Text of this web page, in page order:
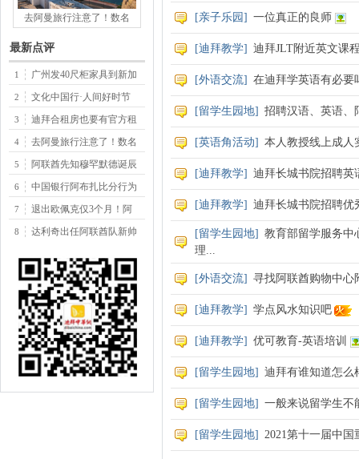
[亲子乐园 ] 一位真正的良师
[迪拜教学] 迪拜JLT附近英文课
[外语交流] 在迪拜学英语有必要
[留学生园地] 招聘汉语、英语、
[英语角活动] 本人教授线上成人
[迪拜教学] 迪拜长城书院招聘英
[迪拜教学] 迪拜长城书院招聘优
[留学生园地] 教育部留学服务中
理...
[外语交流] 寻找阿联酋购物中心
[迪拜教学] 学点风水知识吧
[迪拜教学] 优可教育-英语培训
[留学生园地] 迪拜有谁知道怎么
[留学生园地] 一般来说留学生不
[留学生园地] 2021第十一届中
去阿曼旅行注意了！数名
最新点评
1 广州发40尺柜家具到新加
2 文化中国行·人间好时节
3 迪拜合租房也要有官方租
4 去阿曼旅行注意了！数名
5 阿联酋先知穆罕默德诞辰
6 中国银行阿布扎比分行为
7 退出欧佩克仅3个月！阿
8 达利奇出任阿联酋队新帅